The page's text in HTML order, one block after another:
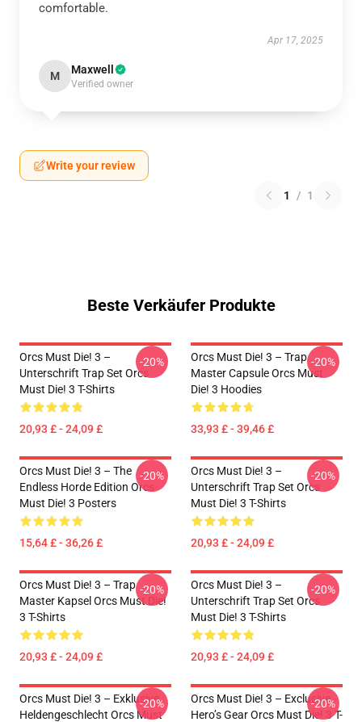
comfortable.
Apr 17, 2025
M Maxwell
Verified owner
Write your review
1 / 1
Beste Verkäufer Produkte
Orcs Must Die! 3 –
Unterschrift Trap Set Orcs
Must Die! 3 T-Shirts
20,93 £ - 24,09 £
-20%
Orcs Must Die! 3 – Trap
Master Capsule Orcs Must
Die! 3 Hoodies
33,93 £ - 39,46 £
-20%
Orcs Must Die! 3 – The
Endless Horde Edition Orcs
Must Die! 3 Posters
15,64 £ - 36,26 £
-20%
Orcs Must Die! 3 –
Unterschrift Trap Set Orcs
Must Die! 3 T-Shirts
20,93 £ - 24,09 £
-20%
Orcs Must Die! 3 – Trap
Master Kapsel Orcs Must Die!
3 T-Shirts
20,93 £ - 24,09 £
-20%
Orcs Must Die! 3 –
Unterschrift Trap Set Orcs
Must Die! 3 T-Shirts
20,93 £ - 24,09 £
-20%
Orcs Must Die! 3 – Exklusive
Heldengeschlecht Orcs Must
-20%
Orcs Must Die! 3 – Exclusive
Hero’s Gear Orcs Must Die! 3 T-
-20%